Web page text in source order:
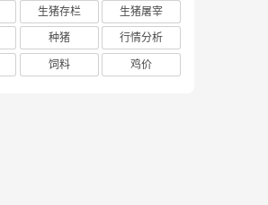
生猪存栏
生猪屠宰
种猪
行情分析
饲料 鸡价